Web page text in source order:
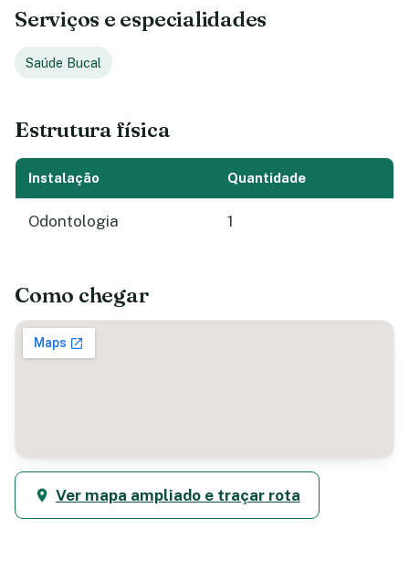
Serviços e especialidades
Saúde Bucal
Estrutura física
Instalação Quantidade
Odontologia 1
Como chegar
Ver mapa ampliado e traçar rota